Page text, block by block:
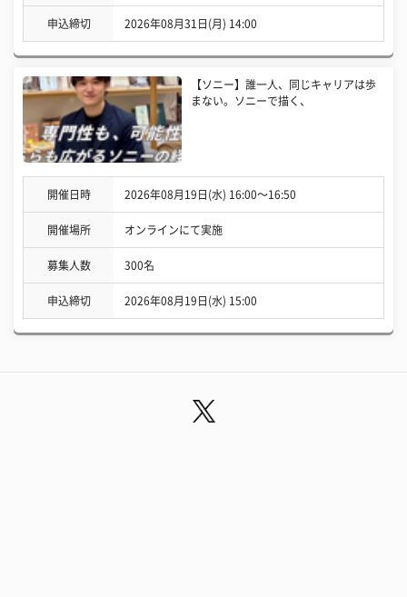
申込締切 2026年08月31日(月) 14:00
【ソニー】誰一人、同じキャリアは歩
まない。ソニーで描く、
開催日時 2026年08月19日(水) 16:00〜16:50
開催場所 オンラインにて実施
募集人数 300名
申込締切 2026年08月19日(水) 15:00